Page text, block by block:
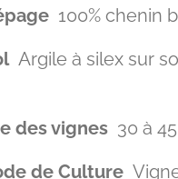
100% chenin
Argile à silex sur
des vignes 30 à
de Culture